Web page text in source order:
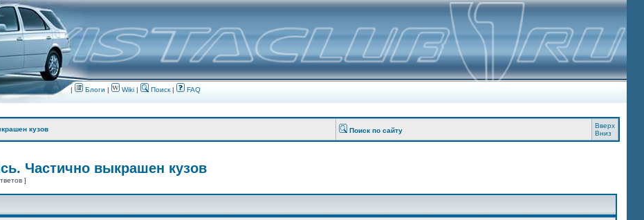
| Блоги | Wiki | Поиск| FAQ
кузов Поиск по сайту
Вверх
Вниз
Частично выкрашен кузов
]